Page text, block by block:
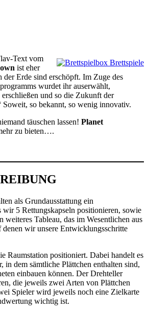
Text vom
ist eher
der Erde sind erschöpft. Im Zuge des
wurdet ihr auserwählt,
und so die Zukunft der
Soweit, so bekannt, so wenig innovativ.
täuschen lassen! Planet
zu bieten….
als Grundausstattung ein
wir 5 Rettungskapseln positionieren, sowie
weiteres Tableau, das im Wesentlichen aus
denen wir unsere Entwicklungsschritte
Raumstation positioniert. Dabei handelt es
in dem sämtliche Plättchen enthalten sind,
einbauen können. Der Drehteller
die jeweils zwei Arten von Plättchen
Spieler wird jeweils noch eine Zielkarte
wichtig ist.